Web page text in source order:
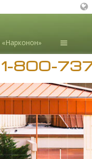
Новини
1-800-